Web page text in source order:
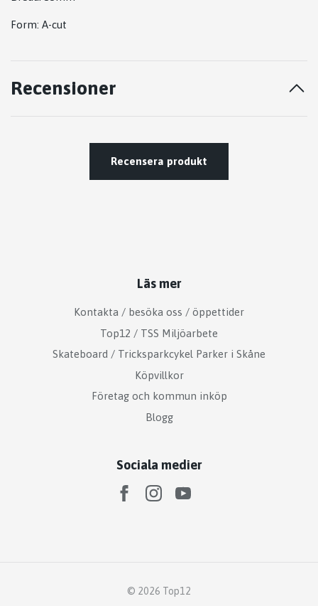
Form: A-cut
Recensioner
Recensera produkt
Läs mer
Kontakta / besöka oss / öppettider
Top12 / TSS Miljöarbete
Skateboard / Tricksparkcykel Parker i Skåne
Köpvillkor
Företag och kommun inköp
Blogg
Sociala medier
© 2026 Top12